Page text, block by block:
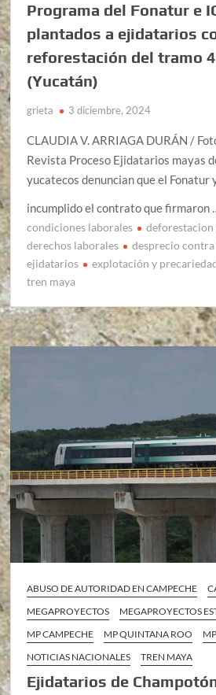
Programa del Fonatur e
plantados a ejidatarios
reforestación del tramo
(Yucatán)
grieta 3 diciembre, 2024
CLAUDIA V. ARRIAGA DURÁN /
Revista Proceso Ejidatarios mayas
yucatecos denuncian que el Fonatur
incumplido el contrato que firmaron
condiciones laborales
derechos laborales
desprecio
ejidatarios
explotación y
tren maya
ABUSO DE AUTORIDAD EN CAMPECHE
MEGAPROYECTOS
MEGAPROYECTOS
MP CAMPECHE
MP QUINTANA ROO
NOTICIAS NACIONALES
TREN MAYA
Ejidatarios de